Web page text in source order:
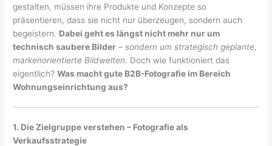
gestalten, müssen ihre Produkte und Konzepte so
präsentieren, dass sie nicht nur überzeugen, sondern auch
begeistern. Dabei geht es längst nicht mehr nur um
technisch saubere Bilder –sondern um strategisch geplante,
markenorientierte Bildwelten. Doch wie funktioniert das
eigentlich?Was macht gute B2B-Fotografie im Bereich
Wohnungseinrichtung aus?
1. Die Zielgruppe verstehen – Fotografie als
Verkaufsstrategie